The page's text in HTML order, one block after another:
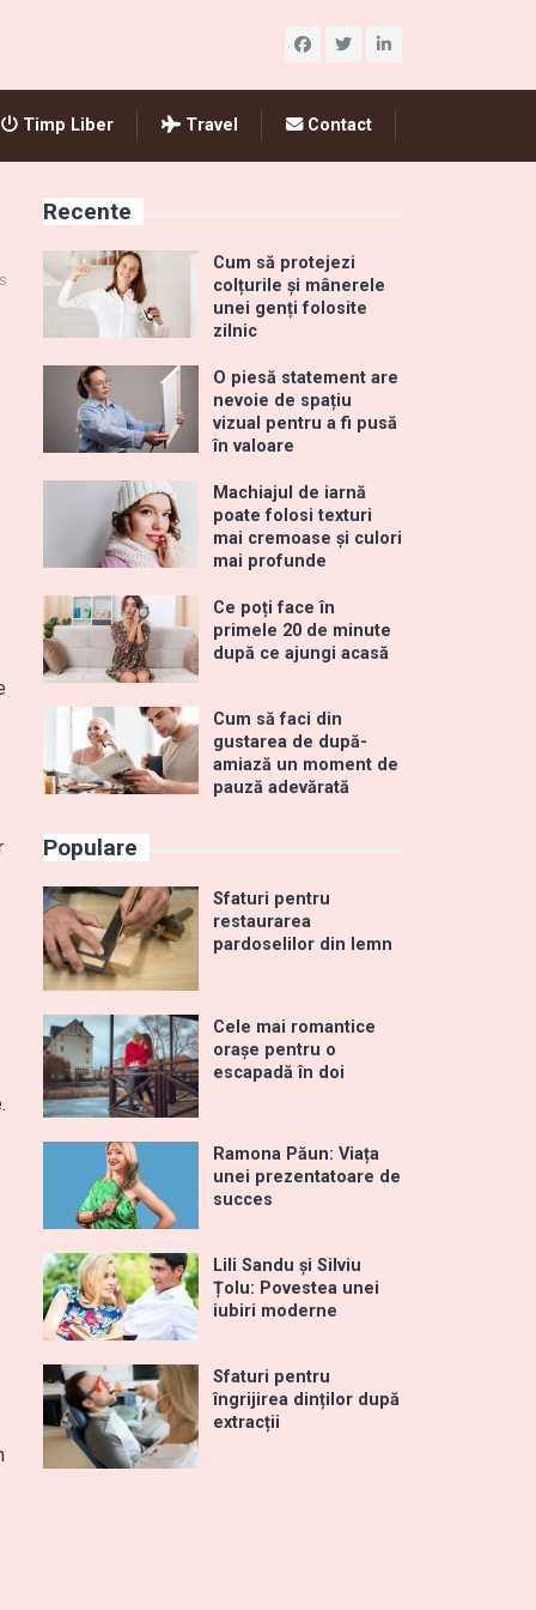
Timp Liber Travel Contact
Recente
Cum să protejezi
colțurile și mânerele
unei genți folosite
zilnic
O piesă statement are
nevoie de spațiu
vizual pentru a fi pusă
în valoare
Machiajul de iarnă
poate folosi texturi
mai cremoase și culori
mai profunde
Ce poți face în
primele 20 de minute
după ce ajungi acasă
Cum să faci din
gustarea de după-
amiază un moment de
pauză adevărată
Populare
Sfaturi pentru
restaurarea
pardoselilor din lemn
Cele mai romantice
orașe pentru o
escapadă în doi
Ramona Păun: Viața
unei prezentatoare de
succes
Lili Sandu și Silviu
Țolu: Povestea unei
iubiri moderne
Sfaturi pentru
îngrijirea dinților după
extracții